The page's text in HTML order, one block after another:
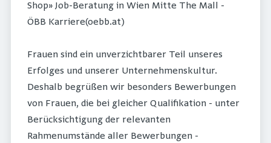
Shop» Job-Beratung in Wien Mitte The Mall -
ÖBB Karriere(oebb.at)
Frauen sind ein unverzichtbarer Teil unseres
Erfolges und unserer Unternehmenskultur.
Deshalb begrüßen wir besonders Bewerbungen
von Frauen, die bei gleicher Qualifikation - unter
Berücksichtigung der relevanten
Rahmenumstände aller Bewerbungen -